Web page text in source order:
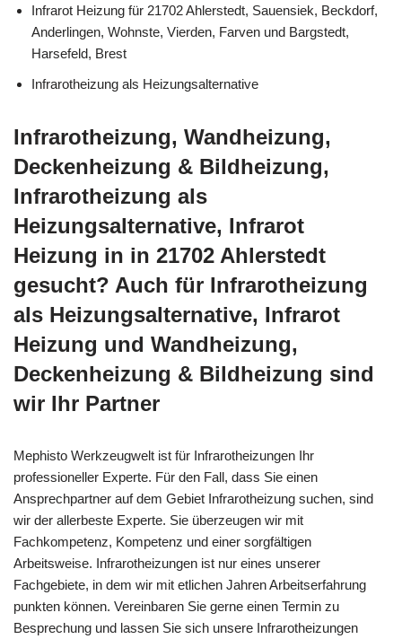
Infrarot Heizung für 21702 Ahlerstedt, Sauensiek, Beckdorf,
Anderlingen, Wohnste, Vierden, Farven und Bargstedt,
Harsefeld, Brest
Infrarotheizung als Heizungsalternative
Infrarotheizung, Wandheizung,
Deckenheizung & Bildheizung,
Infrarotheizung als
Heizungsalternative, Infrarot
Heizung in in 21702 Ahlerstedt
gesucht? Auch für Infrarotheizung
als Heizungsalternative, Infrarot
Heizung und Wandheizung,
Deckenheizung & Bildheizung sind
wir Ihr Partner
Mephisto Werkzeugwelt ist für Infrarotheizungen Ihr
professioneller Experte. Für den Fall, dass Sie einen
Ansprechpartner auf dem Gebiet Infrarotheizung suchen, sind
wir der allerbeste Experte. Sie überzeugen wir mit
Fachkompetenz, Kompetenz und einer sorgfältigen
Arbeitsweise. Infrarotheizungen ist nur eines unserer
Fachgebiete, in dem wir mit etlichen Jahren Arbeitserfahrung
punkten können. Vereinbaren Sie gerne einen Termin zu
Besprechung und lassen Sie sich unsere Infrarotheizungen